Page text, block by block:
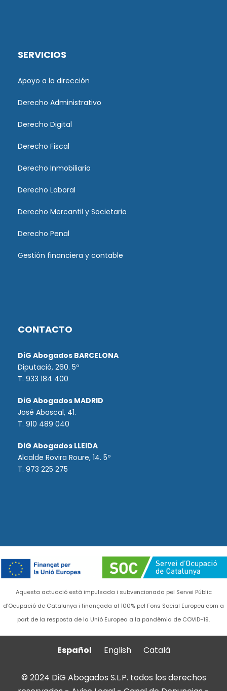
SERVICIOS
Apoyo a la dirección
Derecho Administrativo
Derecho Digital
Derecho Fiscal
Derecho Inmobiliario
Derecho Laboral
Derecho Mercantil y Societario
Derecho Penal
Gestión financiera y contable
CONTACTO
DiG Abogados BARCELONA
Diputació, 260. 5º
T. 933 184 400
DiG Abogados MADRID
José Abascal, 41.
T. 910 489 040
DiG Abogados LLEIDA
Alcalde Rovira Roure, 14. 5º
T. 973 225 275
Aquesta actuació està impulsada i subvencionada pel Servei Públic
d'Ocupació de Catalunya i finançada al 100% pel Fons Social Europeu com a
part de la resposta de la Unió Europea a la pandèmia de COVID-19.
Español English Català
© 2024 DiG Abogados S.L.P. todos los derechos